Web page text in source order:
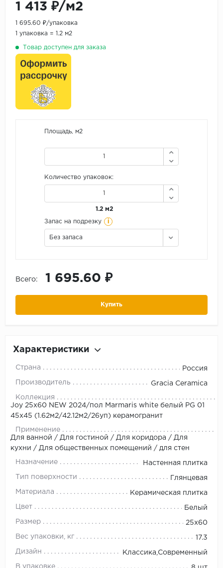
1 413 ₽/м2
1 695.60 ₽/упаковка
1 упаковка = 1.2 м2
Товар доступен для заказа
Площадь, м2
Количество упаковок:
1.2 м2
Запас на подрезку i
Без запаса
Всего: 1 695.60 ₽
Купить
Характеристики
Страна Россия
Производитель Gracia Ceramica
Коллекция
Joy 25х60 NEW 2024/пол Marmaris white белый PG 01
45x45 (1.62м2/42.12м2/26уп) керамогранит
Применение
Для ванной / Для гостиной / Для коридора / Для
кухни / Для общественных помещений / для стен
Назначение Настенная плитка
Тип поверхности Глянцевая
Материала Керамическая плитка
Цвет Белый
Размер 25x60
Вес упаковки, кг 17.3
Дизайн Классика,Современный
В упаковке